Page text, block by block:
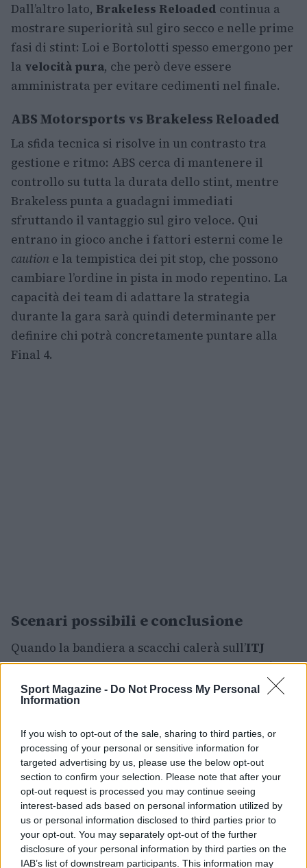
Sport Magazine - Do Not Process My Personal
Information
If you wish to opt-out of the sale, sharing to third parties, or
processing of your personal or sensitive information for
targeted advertising by us, please use the below opt-out
section to confirm your selection. Please note that after your
opt-out request is processed you may continue seeing
interest-based ads based on personal information utilized by
us or personal information disclosed to third parties prior to
your opt-out. You may separately opt-out of the further
disclosure of your personal information by third parties on the
IAB’s list of downstream participants. This information may
Dall’altro lato, Brakeless Reloaded continua a
mostrare superiorità sul giro secco e nelle prime
fasi di stint: Loi e Bortolotti spesso emergono per
la velocità pura, che però deve essere
amministrata per evitare cedimenti nel finale.
ABS Motorsports vs Brakeless Reloaded
La sfida tecnica si risolve in un contrasto tra
gestione e ritmo: ABS cerca di mantenere il
controllo su tutta la durata dello stint, mentre
Brakeless punta a guadagni immediati
sfruttando il vantaggio sul giro veloce. Qui
entrano in gioco anche i fattori esterni come le
caution e la tempistica dei pit stop, che possono
cambiare l’ordine in pista in modo repentino. La
capacità dei team di adattare la strategia
durante la gara sarà quindi determinante per
definire chi potrà concretamente puntare alla
Final 4.
Scenari possibili e conclusione
Quando la bandiera a scacchi calerà sull’ITJ
Nashville 240, ilCIN Cup eSports Seriesavrà i
quattro iscritti alla finale di Phoenix. Potrebbe
essere sufficiente a Fabbri gestire la corsa,
avversari potrebbe spalancare la porta a un
inseguitore. In definitiva, Nashville racchiude
tutto ciò che rende avvincente il campionato:
strategia, gestione tecnica e capacità di reagire
alle imprevisti. Per gli appassionati sarà una
notte in cui ogni pit stop, ogni sorpasso e ogni
scelta di mescola conteranno davvero.